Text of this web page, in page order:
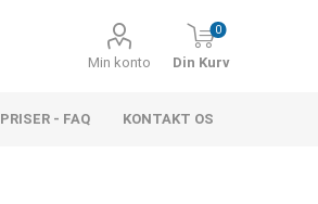
Min konto
0
Din Kurv
PRISER - FAQ KONTAKT OS